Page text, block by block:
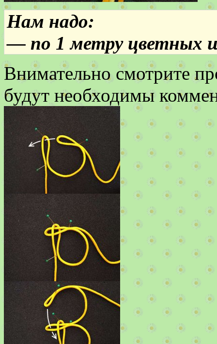
Нам надо:
— по 1 метру цветных
Внимательно смотрите
будут необходимы